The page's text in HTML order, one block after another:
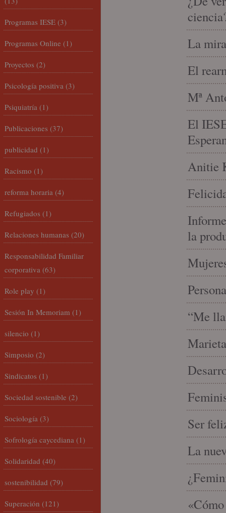
La
El
Mª
El
Anitie
la
“Me
Ser
La
Programas IESE (3)
Programas Online (1)
Proyectos (2)
Psicología positiva (3)
Psiquiatría (1)
Publicaciones (37)
publicidad (1)
Racismo (1)
reforma horaria (4)
Refugiados (1)
Relaciones humanas (20)
Responsabilidad Familiar
corporativa (63)
Role play (1)
Sesión In Memoriam (1)
silencio (1)
Simposio (2)
Sindicatos (1)
Sociedad sostenible (2)
Sociología (3)
Sofrología caycediana (1)
Solidaridad (40)
sostenibilidad (79)
Superación (121)